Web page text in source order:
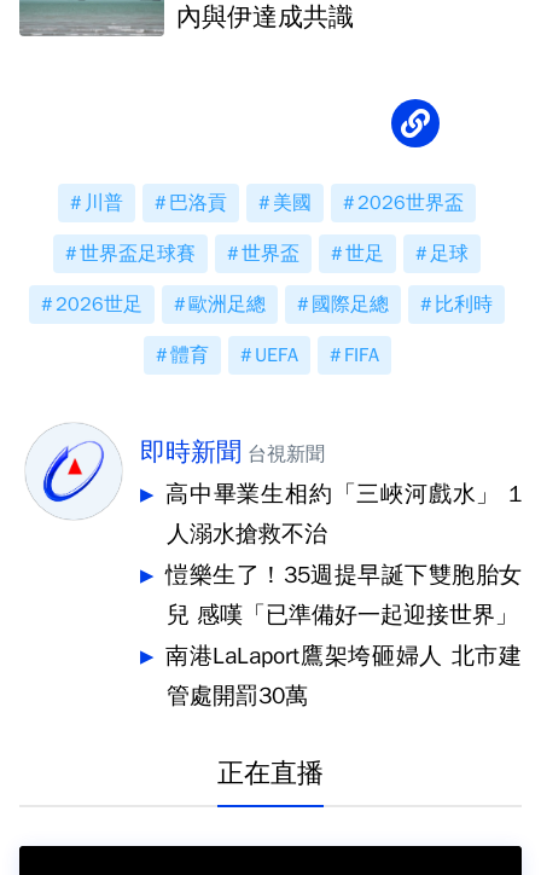
內與伊達成共識
川普 巴洛貢 美國 2026世界盃
世界盃足球賽 世界盃 世足 足球
2026世足 歐洲足總 國際足總 比利時
體育 UEFA FIFA
即時新聞 台視新聞
高中畢業生相約「三峽河戲水」 1
人溺水搶救不治
愷樂生了！35週提早誕下雙胞胎女
兒 感嘆「已準備好一起迎接世界」
南港LaLaport鷹架垮砸婦人 北市建
管處開罰30萬
正在直播